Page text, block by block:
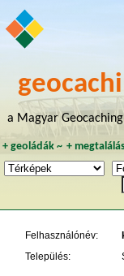
a Magyar
+ geoládák~ +
Felhasználónév:
Település: